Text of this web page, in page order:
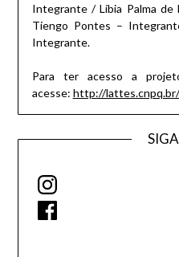
Integrante / Líbia Palma
Tiengo Pontes –
Integrante.
Para ter acesso a
acesse: http://
Instagram
Facebook